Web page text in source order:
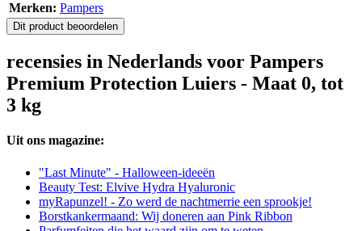
Merken: Pampers
Dit product beoordelen
recensies in Nederlands voor Pampers
Premium Protection Luiers - Maat 0, tot
3 kg
Uit ons magazine:
"Last Minute" - Halloween-ideeën
Beauty Test: Elvive Hydra Hyaluronic
myRapunzel! - Zo werd de nachtmerrie een sprookje!
Borstkankermaand: Wij doneren aan Pink Ribbon